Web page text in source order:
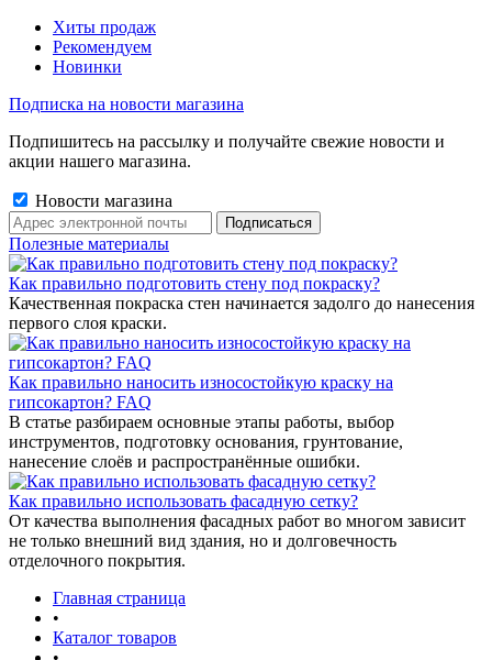
Хиты продаж
Рекомендуем
Новинки
Подписка на новости магазина
Подпишитесь на рассылку и получайте свежие новости и
акции нашего магазина.
Новости магазина
Полезные материалы
Как правильно подготовить стену под покраску?
Качественная покраска стен начинается задолго до нанесения
первого слоя краски.
Как правильно наносить износостойкую краску на
гипсокартон? FAQ
В статье разбираем основные этапы работы, выбор
инструментов, подготовку основания, грунтование,
нанесение слоёв и распространённые ошибки.
Как правильно использовать фасадную сетку?
От качества выполнения фасадных работ во многом зависит
не только внешний вид здания, но и долговечность
отделочного покрытия.
Главная страница
•
Каталог товаров